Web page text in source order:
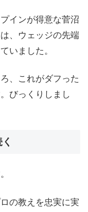
インが得意な菅沼
、ウェッジの先端
いました。
、これがダフった
びっくりしまし
の教えを忠実に実